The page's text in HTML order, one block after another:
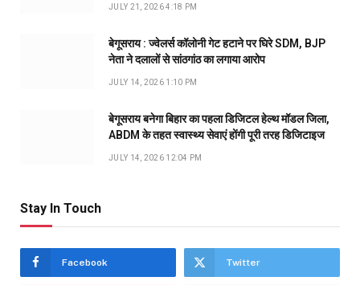
JULY 21, 2026 4:18 PM
बेगूसराय : ज्वेलर्स कॉलोनी गेट हटाने पर घिरे SDM, BJP
नेता ने दलालों से सांठगांठ का लगाया आरोप
JULY 14, 2026 1:10 PM
बेगूसराय बनेगा बिहार का पहला डिजिटल हेल्थ मॉडल जिला,
ABDM के तहत स्वास्थ्य सेवाएं होंगी पूरी तरह डिजिटाइज
JULY 14, 2026 12:04 PM
Stay In Touch
Facebook Twitter